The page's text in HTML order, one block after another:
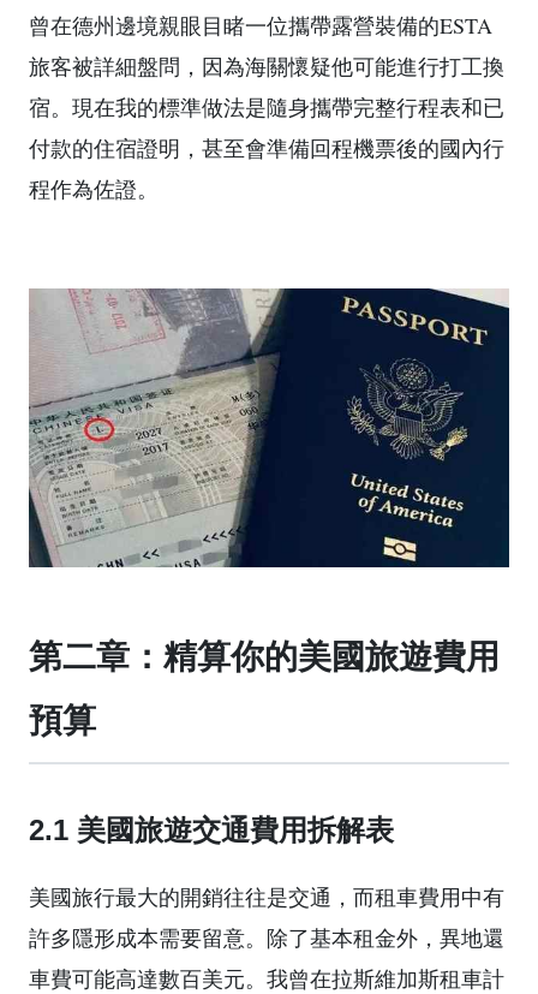
曾在德州邊境親眼目睹一位攜帶露營裝備的ESTA
旅客被詳細盤問，因為海關懷疑他可能進行打工換
宿。現在我的標準做法是隨身攜帶完整行程表和已
付款的住宿證明，甚至會準備回程機票後的國內行
程作為佐證。
第二章：精算你的美國旅遊費用
預算
2.1 美國旅遊交通費用拆解表
美國旅行最大的開銷往往是交通，而租車費用中有
許多隱形成本需要留意。除了基本租金外，異地還
車費可能高達數百美元。我曾在拉斯維加斯租車計